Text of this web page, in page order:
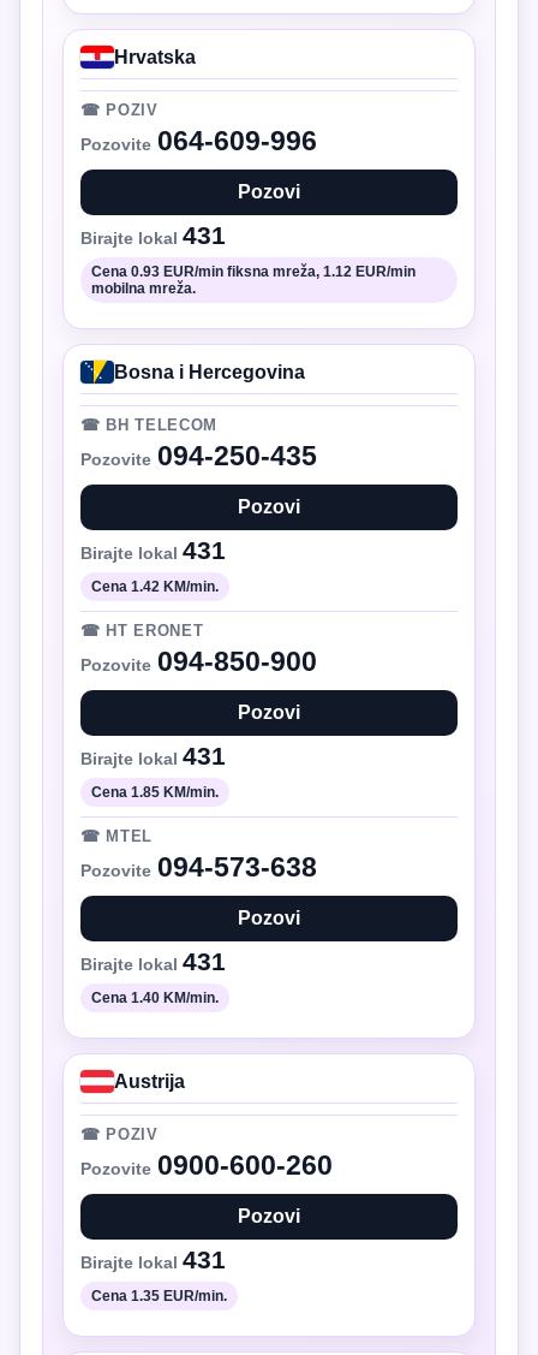
Hrvatska
☎ POZIV
Pozovite 064-609-996
Pozovi
Birajte lokal 431
Cena 0.93 EUR/min fiksna mreža, 1.12 EUR/min
mobilna mreža.
Bosna i Hercegovina
☎ BH TELECOM
Pozovite 094-250-435
Pozovi
Birajte lokal 431
Cena 1.42 KM/min.
☎ HT ERONET
Pozovite 094-850-900
Pozovi
Birajte lokal 431
Cena 1.85 KM/min.
☎ MTEL
Pozovite 094-573-638
Pozovi
Birajte lokal 431
Cena 1.40 KM/min.
Austrija
☎ POZIV
Pozovite 0900-600-260
Pozovi
Birajte lokal 431
Cena 1.35 EUR/min.